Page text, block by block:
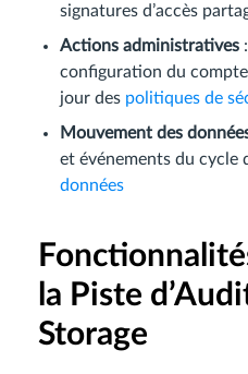
signatures d’accès
Actions administratives
configuration du
jour des politiques de
Mouvement des
et événements du cycle
données
la Piste
Storage